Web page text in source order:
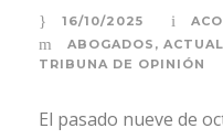
16/10/2025
ABOGADOS ,
TRIBUNA DE OPINIÓN
El pasado nueve de